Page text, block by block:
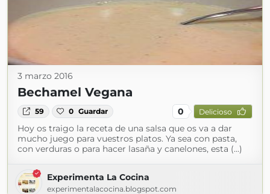
3 marzo 2016
Bechamel Vegana
59 0 Guardar 0 Delicioso
Hoy os traigo la receta de una salsa que os va a dar
mucho juego para vuestros platos. Ya sea con pasta,
con verduras o para hacer lasaña y canelones, esta (...)
Experimenta La Cocina
experimentalacocina.blogspot.com